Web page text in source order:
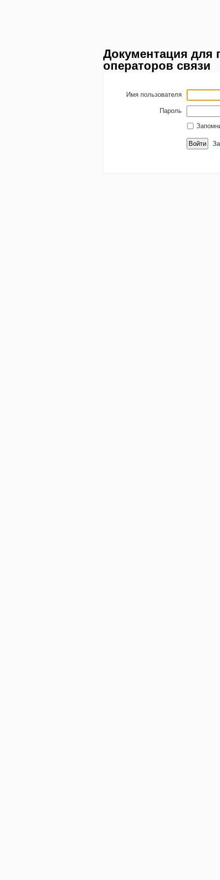
Документация для
операторов связи
Имя пользователя
Пароль